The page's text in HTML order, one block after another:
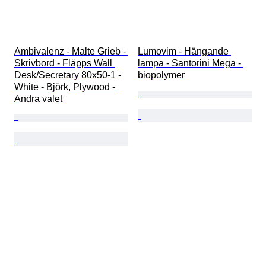
Ambivalenz - Malte Grieb -
Skrivbord - Fläpps Wall
Desk/Secretary 80x50-1 -
White - Björk, Plywood -
Andra valet
Lumovim - Hängande
lampa - Santorini Mega -
biopolymer